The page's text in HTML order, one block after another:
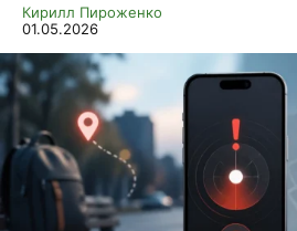
Кирилл Пироженко
01.05.2026